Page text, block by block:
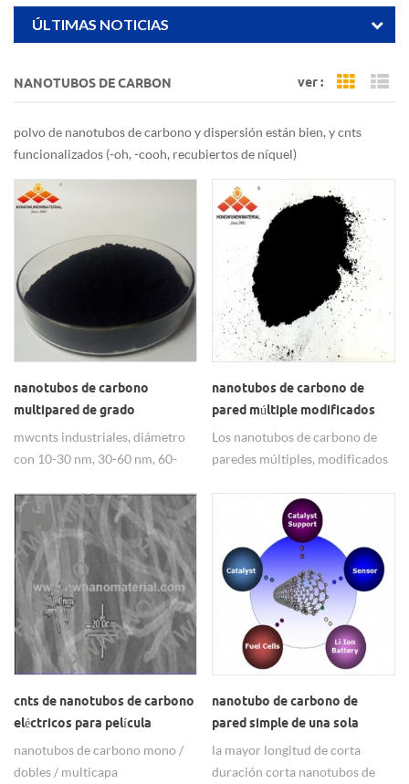
ÚLTIMAS NOTICIAS
NANOTUBOS DE CARBON ver : Grid
polvo de nanotubos de carbono y dispersión están bien, y cnts
funcionalizados (-oh, -cooh, recubiertos de níquel)
nanotubos de carbono
multipared de grado
industrial, mwcnts de grado
industrial
mwcnts industriales, diámetro
con 10-30 nm, 30-60 nm, 60-
20um, & gt; 85% de pureza. &
nbsp;
nanotubos de carbono de
pared múltiple modificados
con amino, mwnt-nh2
Los nanotubos de carbono de
paredes múltiples, modificados
diámetro exterior podría estar
disponible con 10-30 nm, 30-60
nm, 60-100 nm.
cnts de nanotubos de carbono
eléctricos para película
conductora transparente
nanotubos de carbono mono /
dobles / multicapa
nanotubo de carbono de
pared simple de una sola
longitud con un 91% de pureza
la mayor longitud de corta
duración corta nanotubos de